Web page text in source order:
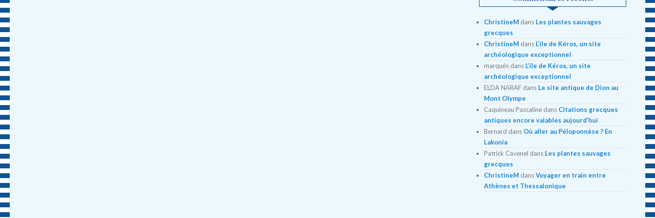
ChristineM dans Les plantes sauvages
grecques
ChristineM dans L’ile de Kéros, un site
archéologique exceptionnel
marquésdans L’ile de Kéros, un site
archéologique exceptionnel
ELDA NARAFdans Le site antique de Dion au
Mont Olympe
Caquineau Pascalinedans Citations grecques
antiques encore valables aujourd’hui
Bernard dans Où aller au Péloponnèse ? En
Lakonia
Patrick Cavenel dans Les plantes sauvages
grecques
ChristineM dansVoyager en train entre
Athènes et Thessalonique